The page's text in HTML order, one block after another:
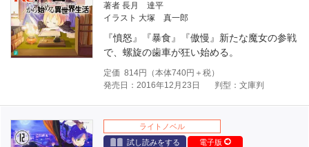
著者 長月 達平
イラスト 大塚 真一郎
『憤怒』『暴食』『傲慢』新たな魔女の参戦
で、螺旋の歯車が狂い始める。
定価 814円（本体740円＋税）
発売日：2016年12月23日
判型：文庫判
ライトノベル
試し読みをする
電子版